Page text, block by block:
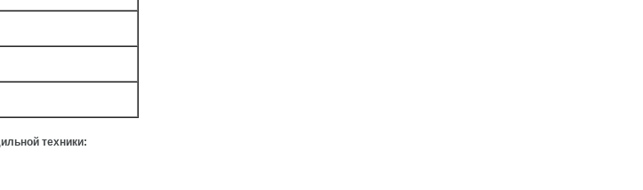
техники: